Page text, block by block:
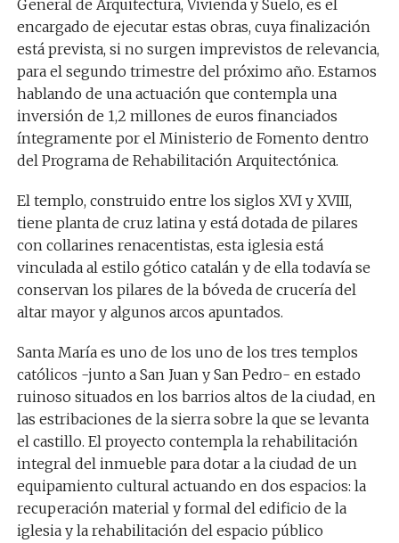
General de Arquitectura, Vivienda y Suelo, es el
encargado de ejecutar estas obras, cuya finalización
está prevista, si no surgen imprevistos de relevancia,
para el segundo trimestre del próximo año. Estamos
hablando de una actuación que contempla una
inversión de 1,2 millones de euros financiados
íntegramente por el Ministerio de Fomento dentro
del Programa de Rehabilitación Arquitectónica.
El templo, construido entre los siglos XVI y XVIII,
tiene planta de cruz latina y está dotada de pilares
con collarines renacentistas, esta iglesia está
vinculada al estilo gótico catalán y de ella todavía se
conservan los pilares de la bóveda de crucería del
altar mayor y algunos arcos apuntados.
Santa María es uno de los uno de los tres templos
católicos -junto a San Juan y San Pedro- en estado
ruinoso situados en los barrios altos de la ciudad, en
las estribaciones de la sierra sobre la que se levanta
el castillo. El proyecto contempla la rehabilitación
integral del inmueble para dotar a la ciudad de un
equipamiento cultural actuando en dos espacios: la
recuperación material y formal del edificio de la
iglesia y la rehabilitación del espacio público